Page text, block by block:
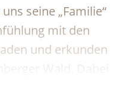
seine „Familie“
mit den
und erkunden
Wald. Dabei
die